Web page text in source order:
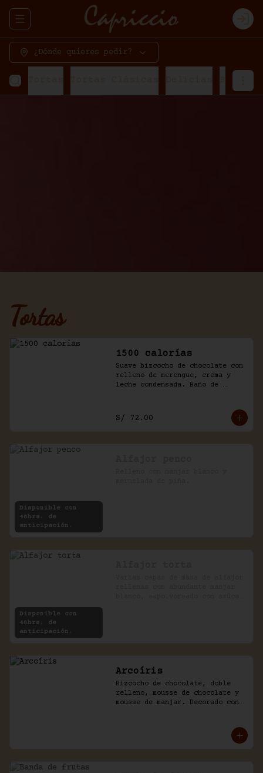
Abrir menu de navegación
¿Dónde quieres pedir?
Tortas
1500 calorías
Suave bizcocho de chocolate con
relleno de merengue, crema y
leche condensada. Baño de
S/ 72.00
Disponible con
48hrs. de
anticipación.
Disponible con
48hrs. de
anticipación.
Arcoíris
Bizcocho de chocolate, doble
relleno, mousse de chocolate y
mousse de manjar. Decorado con